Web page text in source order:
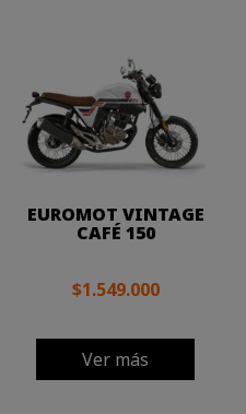
EUROMOT VINTAGE
CAFÉ 150
$1.549.000
Ver más